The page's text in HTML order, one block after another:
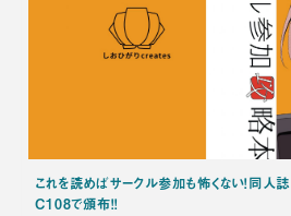
これを読めばサークル参加も怖くない！同人
C108で頒布！！